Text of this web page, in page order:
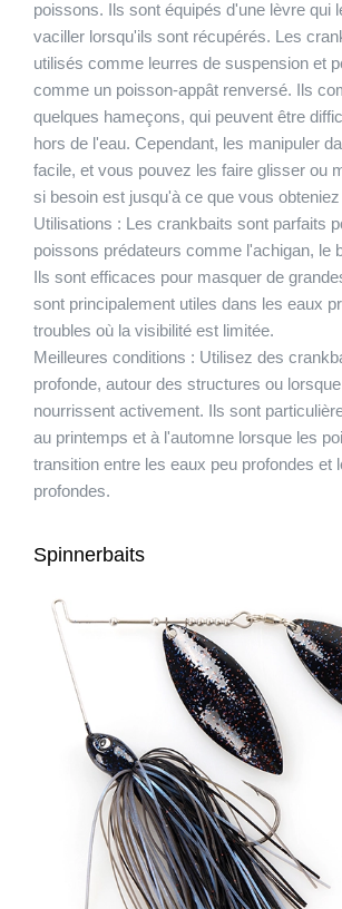
poissons. Ils sont équipés d'une lèvre qui
vaciller lorsqu'ils sont récupérés. Les
utilisés comme leurres de suspension et
comme un poisson-appât renversé. Ils
quelques hameçons, qui peuvent être
hors de l'eau. Cependant, les manipuler
facile, et vous pouvez les faire glisser ou
si besoin est jusqu'à ce que vous
Utilisations : Les crankbaits sont parfaits
poissons prédateurs comme l'achigan, le
Ils sont efficaces pour masquer de
sont principalement utiles dans les eaux
troubles où la visibilité est limitée.
Meilleures conditions : Utilisez des
profonde, autour des structures ou
nourrissent activement. Ils sont
au printemps et à l'automne lorsque les
transition entre les eaux peu profondes et
profondes.
Spinnerbaits